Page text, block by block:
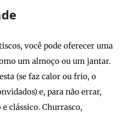
você pode oferecer uma
um almoço ou um jantar.
(se faz calor ou frio, o
e, para não errar,
clássico. Churrasco,